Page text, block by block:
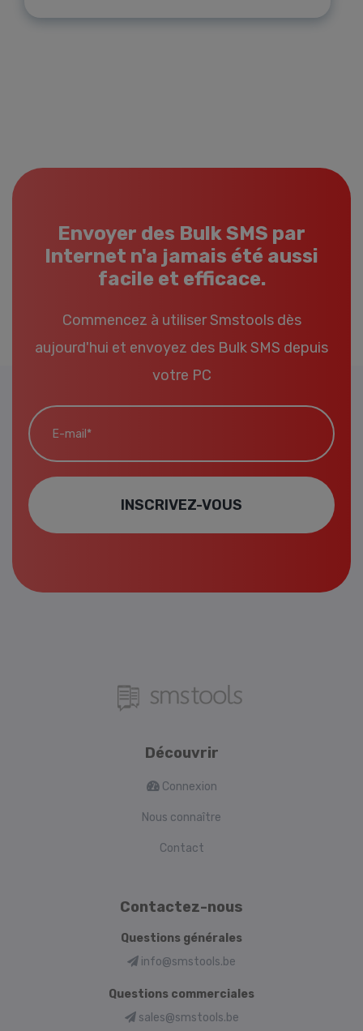
Envoyer des Bulk SMS par
Internet n'a jamais été aussi
facile et efficace.
Commencez à utiliser Smstools dès
aujourd'hui et envoyez des Bulk SMS depuis
votre PC
E-mail*
INSCRIVEZ-VOUS
Découvrir
Connexion
Nous connaître
Contact
Contactez-nous
Questions générales
info@smstools.be
Questions commerciales
sales@smstools.be